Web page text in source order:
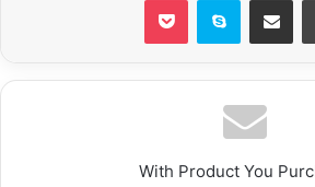
With Product You